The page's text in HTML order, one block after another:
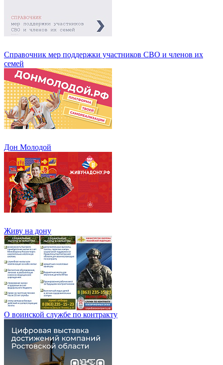
Справочник мер поддержки участников СВО и членов их
семей
Дон Молодой
Живу на дону
О воинской службе по контракту